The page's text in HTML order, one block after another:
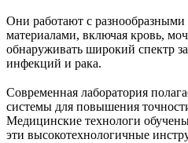
Они работают с
материалами, включая кровь,
обнаруживать широкий спектр
инфекций и рака.
Современная лаборатория
системы для повышения
Медицинские технологи
эти высокотехнологичные